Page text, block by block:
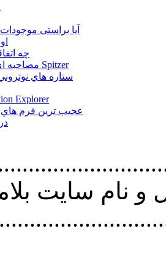
آیا براستی
چه
مصاحبه ای با تلسکوپ فضایی Spitzer
ستاره هاي
Explorer
عجیب ترین فرم
نام سايت